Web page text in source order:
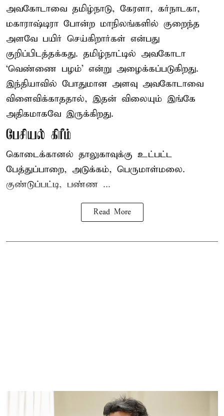
அவகோடாவை தமிழ்நாடு, கேரளா, கர்நாடகா,
மகாராஷ்டிரா போன்ற மாநிலங்களில் குறைந்த
அளவே பயிர் செய்கிறார்கள் என்பது
குறிப்பிடத்தக்கது. தமிழ்நாட்டில் அவகோடா
‘வெண்ணை பழம்’ என்று அழைக்கப்படுகிறது.
இந்தியாவில் போதுமான அளவு அவகோடாவை
விளைவிக்காததால், இதன் விலையும் இங்கே
அதிகமாகவே இருக்கிறது.
பேசியல் கிரீம்
கொடைக்கானல் தாலுகாவுக்கு உட்பட்ட
பேத்துப்பாறை, அடுக்கம், பெருமாள்மலை.
குண்டுப்பட்டி, பண்ண ...
Read More